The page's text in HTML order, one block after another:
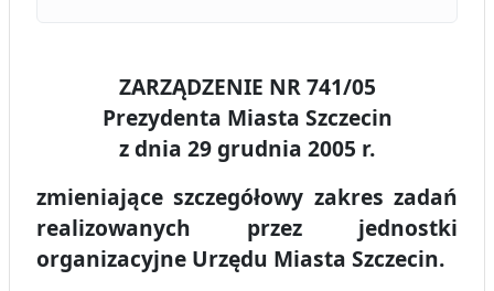
ZARZĄDZENIE NR 741/05
Prezydenta Miasta Szczecin
z dnia 29 grudnia 2005 r.
zmieniające szczegółowy zakres zadań
realizowanych przez jednostki
organizacyjne Urzędu Miasta Szczecin.